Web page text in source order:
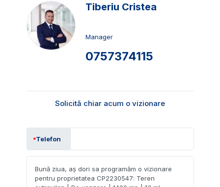
Tiberiu Cristea
Manager
0757374115
Solicită chiar acum o vizionare
Telefon